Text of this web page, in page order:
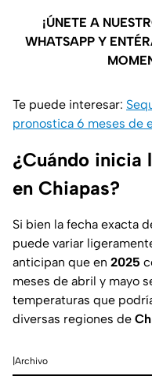
¡ÚNETE A
WHATSAPP Y
Te puede interesar:
pronostica 6 meses de
¿Cuándo inicia
en Chiapas?
Si bien la fecha exacta
puede variar
anticipan que en 2025
meses de abril y mayo
temperaturas que
diversas regiones de
|Archivo